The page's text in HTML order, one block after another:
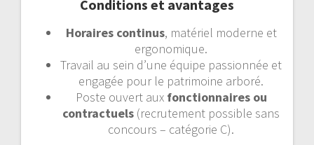
Conditions et avantages
Horaires continus, matériel moderne et
ergonomique.
Travail au sein d’une équipe passionnée et
engagée pour le patrimoine arboré.
Poste ouvert aux fonctionnaires ou
contractuels (recrutement possible sans
concours – catégorie C).